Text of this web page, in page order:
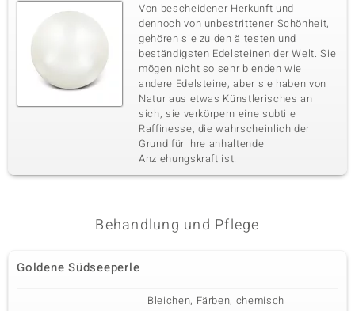
Von bescheidener Herkunft und
dennoch von unbestrittener Schönheit,
gehören sie zu den ältesten und
beständigsten Edelsteinen der Welt. Sie
mögen nicht so sehr blenden wie
andere Edelsteine, aber sie haben von
Natur aus etwas Künstlerisches an
sich, sie verkörpern eine subtile
Raffinesse, die wahrscheinlich der
Grund für ihre anhaltende
Anziehungskraft ist.
Behandlung und Pflege
Goldene Südseeperle
Bleichen, Färben, chemisch